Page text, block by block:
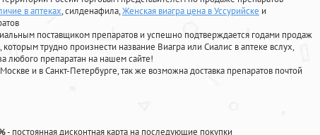
в аптеках, силденафила,Женская виагра цена в Уссурийске и
поставщиком препаратов и успешно подтверждается годами продаж
трудно произнести название Виагра или Сиалис в аптеке вслух,
любого препаратан на нашем сайте!
и в Санкт-Петербурге, так же возможна доставка препаратов почтой
- постоянная дисконтная карта на последующие покупки